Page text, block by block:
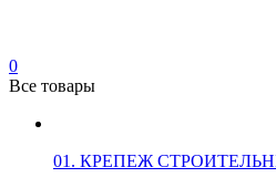
0
Все товары
01. КРЕПЕЖ